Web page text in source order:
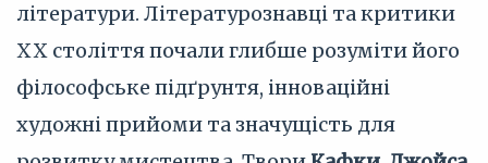
літератури. Літературознавці та критики
XX століття почали глибше розуміти його
філософське підґрунтя, інноваційні
художні прийоми та значущість для